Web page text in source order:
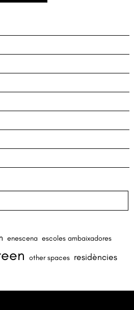
enescena escoles ambaixadores
other spaces residències